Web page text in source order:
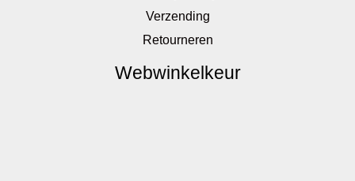
Verzending
Retourneren
Webwinkelkeur